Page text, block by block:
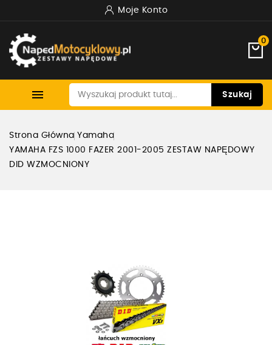
Moje Konto
0
 Szukaj
Strona Główna Yamaha
YAMAHA FZS 1000 FAZER 2001-2005 ZESTAW NAPĘDOWY
DID WZMOCNIONY